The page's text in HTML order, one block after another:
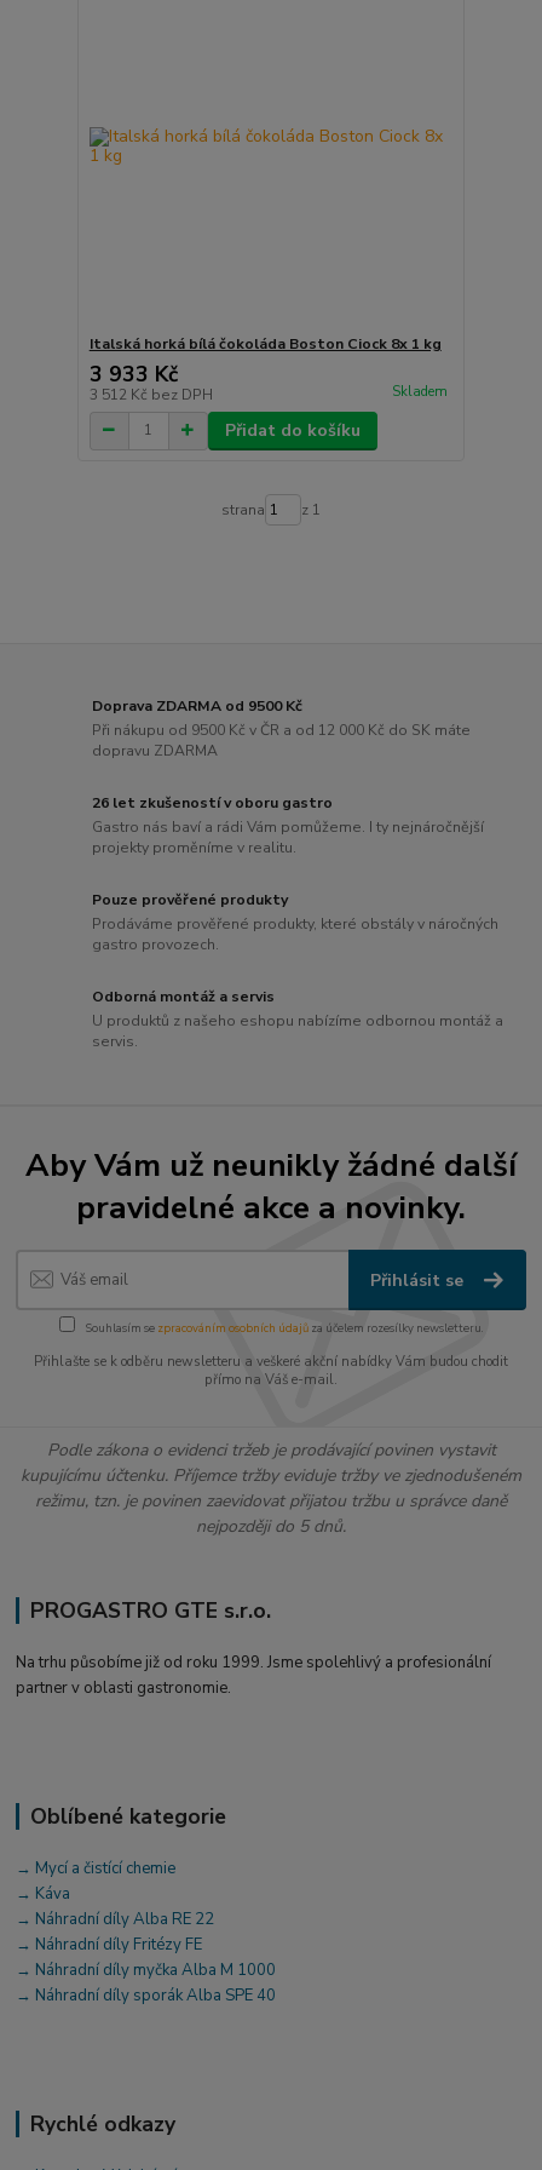
Italská horká bílá čokoláda Boston Ciock 8x 1 kg
3 933 Kč
3 512 Kč bez DPH Skladem
Přidat do košíku
strana z 1
Doprava ZDARMA od 9500 Kč
Při nákupu od 9500 Kč v ČR a od 12 000 Kč do SK máte
dopravu ZDARMA
26 let zkušeností v oboru gastro
Gastro nás baví a rádi Vám pomůžeme. I ty nejnáročnější
projekty proměníme v realitu.
Pouze prověřené produkty
Prodáváme prověřené produkty, které obstály v náročných
gastro provozech.
Odborná montáž a servis
U produktů z našeho eshopu nabízíme odbornou montáž a
servis.
Aby Vám už neunikly žádné další
pravidelné akce a novinky.
Přihlásit se
Souhlasím se zpracováním osobních údajůza účelem rozesílky newsletteru.
Přihlašte se k odběru newsletteru a veškeré akční nabídky Vám budou chodit
přímo na Váš e-mail.
Podle zákona o evidenci tržeb je prodávající povinen vystavit
kupujícímu účtenku. Příjemce tržby eviduje tržby ve zjednodušeném
režimu, tzn. je povinen zaevidovat přijatou tržbu u správce daně
nejpozději do 5 dnů.
PROGASTRO GTE s.r.o.
Na trhu působíme již od roku 1999. Jsme spolehlivý a profesionální
partner v oblasti gastronomie.
Oblíbené kategorie
→ Mycí a čistící chemie
→ Káva
→ Náhradní díly Alba RE 22
→ Náhradní díly Fritézy FE
→ Náhradní díly myčka Alba M 1000
→ Náhradní díly sporák Alba SPE 40
Rychlé odkazy